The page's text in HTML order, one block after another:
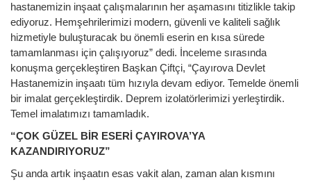
hastanemizin inşaat çalışmalarının her aşamasını titizlikle takip
ediyoruz. Hemşehrilerimizi modern, güvenli ve kaliteli sağlık
hizmetiyle buluşturacak bu önemli eserin en kısa sürede
tamamlanması için çalışıyoruz” dedi. İnceleme sırasında
konuşma gerçekleştiren Başkan Çiftçi, “Çayırova Devlet
Hastanemizin inşaatı tüm hızıyla devam ediyor. Temelde önemli
bir imalat gerçekleştirdik. Deprem izolatörlerimizi yerleştirdik.
Temel imalatımızı tamamladık.
“ÇOK GÜZEL BİR ESERİ ÇAYIROVA’YA
KAZANDIRIYORUZ”
Şu anda artık inşaatın esas vakit alan, zaman alan kısmını